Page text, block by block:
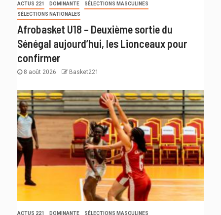
ACTUS 221 DOMINANTE
SÉLECTIONS MASCULINES
SÉLECTIONS NATIONALES
Afrobasket U18 – Deuxième sortie du
Sénégal aujourd’hui, les Lionceaux pour
confirmer
8 août 2026 Basket221
ACTUS 221 DOMINANTE
SÉLECTIONS MASCULINES